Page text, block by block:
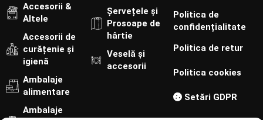
Accesorii &
Altele
Accesorii de
curățenie și
igienă
Ambalaje
alimentare
Ambalaje
Șervețele și
Prosoape de
hârtie
Veselă și
accesorii
Politica de
confidențialitate
Politica de retur
Politica cookies
Setări GDPR